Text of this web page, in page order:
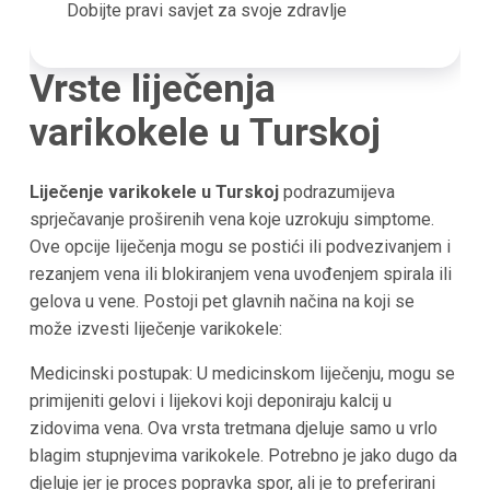
Dobijte pravi savjet za svoje zdravlje
Vrste liječenja
varikokele u Turskoj
Liječenje varikokele u Turskoj podrazumijeva
sprječavanje proširenih vena koje uzrokuju simptome.
Ove opcije liječenja mogu se postići ili podvezivanjem i
rezanjem vena ili blokiranjem vena uvođenjem spirala ili
gelova u vene. Postoji pet glavnih načina na koji se
može izvesti liječenje varikokele:
Medicinski postupak: U medicinskom liječenju, mogu se
primijeniti gelovi i lijekovi koji deponiraju kalcij u
zidovima vena. Ova vrsta tretmana djeluje samo u vrlo
blagim stupnjevima varikokele. Potrebno je jako dugo da
djeluje jer je proces popravka spor, ali je to preferirani